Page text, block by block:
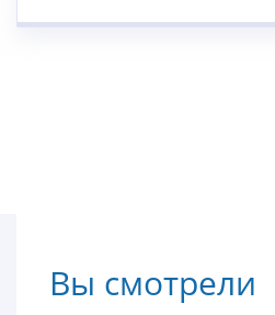
Вы смотрели